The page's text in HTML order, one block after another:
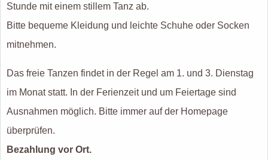
Stunde mit einem stillem Tanz ab.
Bitte bequeme Kleidung und leichte Schuhe oder Socken
mitnehmen.
Das freie Tanzen findet in der Regel am 1. und 3. Dienstag
im Monat statt. In der Ferienzeit und um Feiertage sind
Ausnahmen möglich. Bitte immer auf der Homepage
überprüfen.
Bezahlung vor Ort.